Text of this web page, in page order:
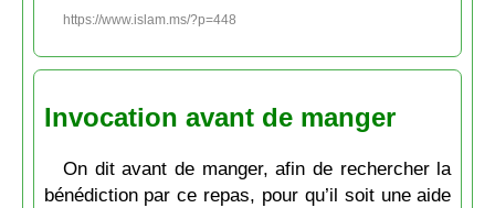
https://www.islam.ms/?p=448
Invocation avant de manger
On dit avant de manger, afin de rechercher la
bénédiction par ce repas, pour qu’il soit une aide